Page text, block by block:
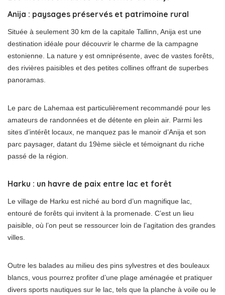
Anija : paysages préservés et patrimoine rural
Située à seulement 30 km de la capitale Tallinn, Anija est une
destination idéale pour découvrir le charme de la campagne
estonienne. La nature y est omniprésente, avec de vastes forêts,
des rivières paisibles et des petites collines offrant de superbes
panoramas.
Le parc de Lahemaa est particulièrement recommandé pour les
amateurs de randonnées et de détente en plein air. Parmi les
sites d’intérêt locaux, ne manquez pas le manoir d’Anija et son
parc paysager, datant du 19ème siècle et témoignant du riche
passé de la région.
Harku : un havre de paix entre lac et forêt
Le village de Harku est niché au bord d’un magnifique lac,
entouré de forêts qui invitent à la promenade. C’est un lieu
paisible, où l’on peut se ressourcer loin de l’agitation des grandes
villes.
Outre les balades au milieu des pins sylvestres et des bouleaux
blancs, vous pourrez profiter d’une plage aménagée et pratiquer
divers sports nautiques sur le lac, tels que la planche à voile ou le